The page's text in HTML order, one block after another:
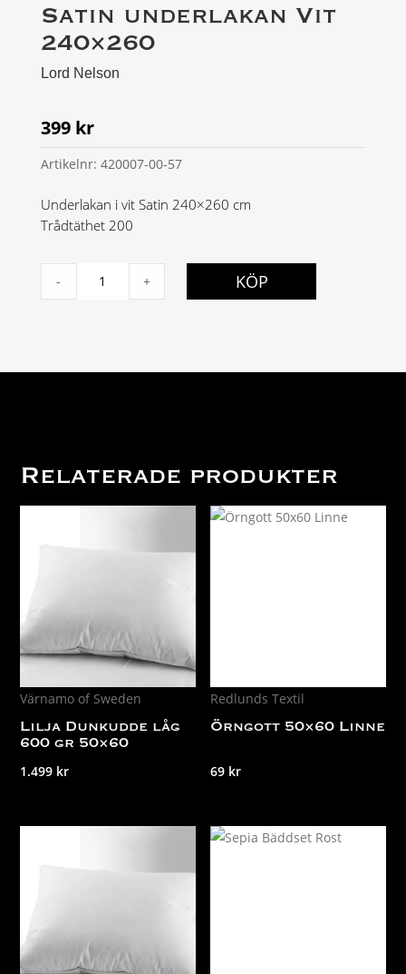
Satin underlakan Vit
240×260
Lord Nelson
399 kr
Artikelnr: 420007-00-57
Underlakan i vit Satin 240×260 cm
Trådtäthet 200
- + KÖP
Relaterade produkter
Värnamo of Sweden
Lilja Dunkudde låg
600 gr 50×60
1.499 kr
Redlunds Textil
Örngott 50×60 Linne
69 kr